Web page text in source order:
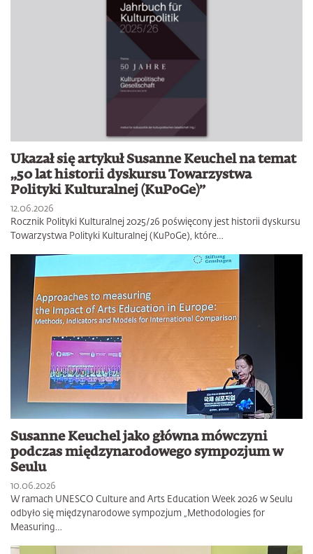
Ukazał się artykuł Susanne Keuchel na temat
„50 lat historii dyskursu Towarzystwa
Polityki Kulturalnej (KuPoGe)”
12.06.2026
Rocznik Polityki Kulturalnej 2025/26 poświęcony jest historii dyskursu
Towarzystwa Polityki Kulturalnej (KuPoGe), które…
Susanne Keuchel jako główna mówczyni
podczas międzynarodowego sympozjum w
Seulu
10.06.2026
W ramach UNESCO Culture and Arts Education Week 2026 w Seulu
odbyło się międzynarodowe sympozjum „Methodologies for
Measuring…